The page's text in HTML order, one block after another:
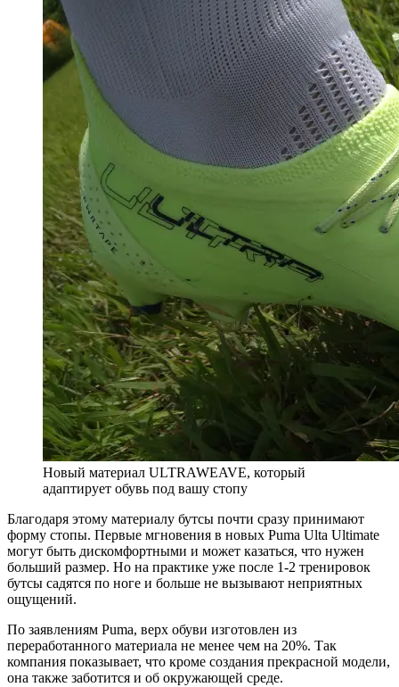
Новый материал ULTRAWEAVE, который
адаптирует обувь под вашу стопу
Благодаря этому материалу бутсы почти сразу принимают
форму стопы. Первые мгновения в новых Puma Ulta Ultimate
могут быть дискомфортными и может казаться, что нужен
больший размер. Но на практике уже после 1-2 тренировок
бутсы садятся по ноге и больше не вызывают неприятных
ощущений.
По заявлениям Puma, верх обуви изготовлен из
переработанного материала не менее чем на 20%. Так
компания показывает, что кроме создания прекрасной модели,
она также заботится и об окружающей среде.